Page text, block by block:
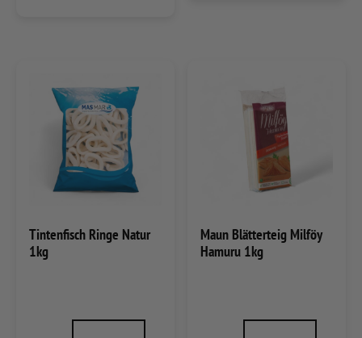
Tintenfisch Ringe Natur
1kg
Maun Blätterteig Milföy
Hamuru 1kg